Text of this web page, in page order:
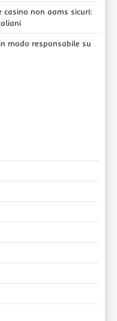
casino non aams sicuri:
modo responsabile su